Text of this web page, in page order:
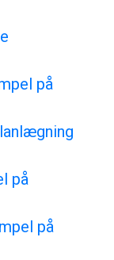
på
på
på